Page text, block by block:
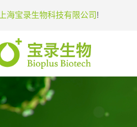
上海宝录生物科技有限公司 !